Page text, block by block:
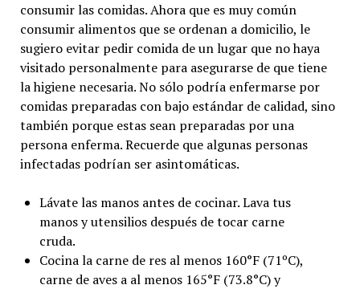
consumir las comidas. Ahora que es muy común
consumir alimentos que se ordenan a domicilio, le
sugiero evitar pedir comida de un lugar que no haya
visitado personalmente para asegurarse de que tiene
la higiene necesaria. No sólo podría enfermarse por
comidas preparadas con bajo estándar de calidad, sino
también porque estas sean preparadas por una
persona enferma. Recuerde que algunas personas
infectadas podrían ser asintomáticas.
Lávate las manos antes de cocinar. Lava tus
manos y utensilios después de tocar carne
cruda.
Cocina la carne de res al menos 160°F (71ºC),
carne de aves a al menos 165°F (73.8°C) y